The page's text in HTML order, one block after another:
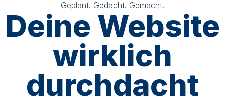
Geplant. Gedacht. Gemacht.
Deine Website
wirklich
durchdacht